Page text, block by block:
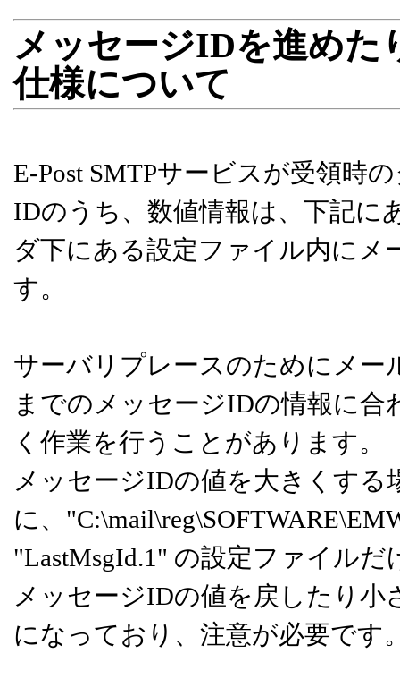
メッセージIDを進めた
仕様について
E-Post SMTPサービスが受領時
IDのうち、数値情報は、下記に
ダ下にある設定ファイル内にメ
す。
サーバリプレースのためにメー
までのメッセージIDの情報に
く作業を行うことがあります。
メッセージIDの値を大きくす
に、
"LastMsgId.1" の設定ファイル
メッセージIDの値を戻したり
になっており、注意が必要です